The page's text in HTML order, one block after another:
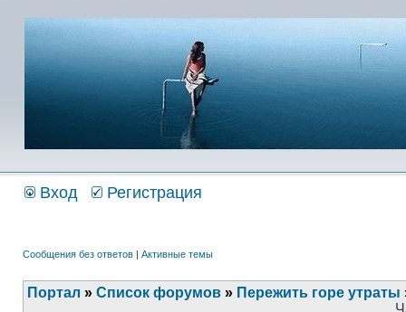
Вход Регистрация
Сообщения без ответов | Активные темы
Портал » Список форумов » Пережить горе утраты